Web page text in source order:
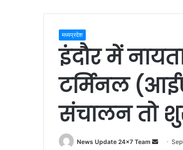
मध्यप्रदेश
इंदौर में
टर्मिनल
संचालन तो
News Update 24x7 Team
Send